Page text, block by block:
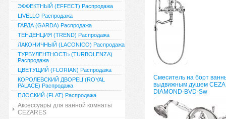
ЭФФЕКТНЫЙ (EFFECT) Распродажа
LIVELLO Распродажа
ГАРДА (GARDA) Распродажа
ТЕНДЕНЦИЯ (TREND) Распродажа
ЛАКОНИЧНЫЙ (LACONICO) Распродажа
ТУРБУЛЕНТНОСТЬ (TURBOLENZA)
Распродажа
ЦВЕТУЩИЙ (FLORIAN) Распродажа
КОРОЛЕВСКИЙ ДВОРЕЦ (ROYAL
PALACE) Распродажа
ПЛОСКИЙ (FLAT) Распродажа
Аксессуары для ванной комнаты
CEZARES
Смеситель на борт
выдвижным душем
DIAMOND-BVD-Sw